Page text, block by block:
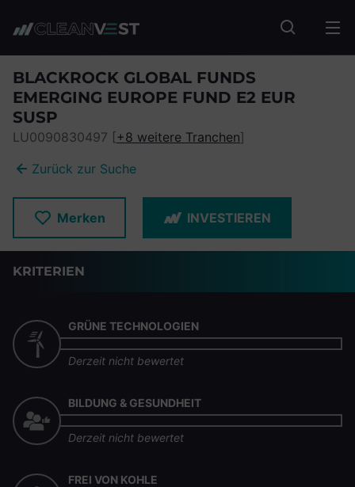
Fonds
BLACKROCK GLOBAL FUNDS
EMERGING EUROPE FUND E2 EUR
SUSP
LU0090830497 [+8 weitere Tranchen]
Zurück zur Suche
Merken INVESTIEREN
KRITERIEN
GRÜNE TECHNOLOGIEN
Derzeit nicht bewertet
BILDUNG & GESUNDHEIT
Derzeit nicht bewertet
FREI VON KOHLE